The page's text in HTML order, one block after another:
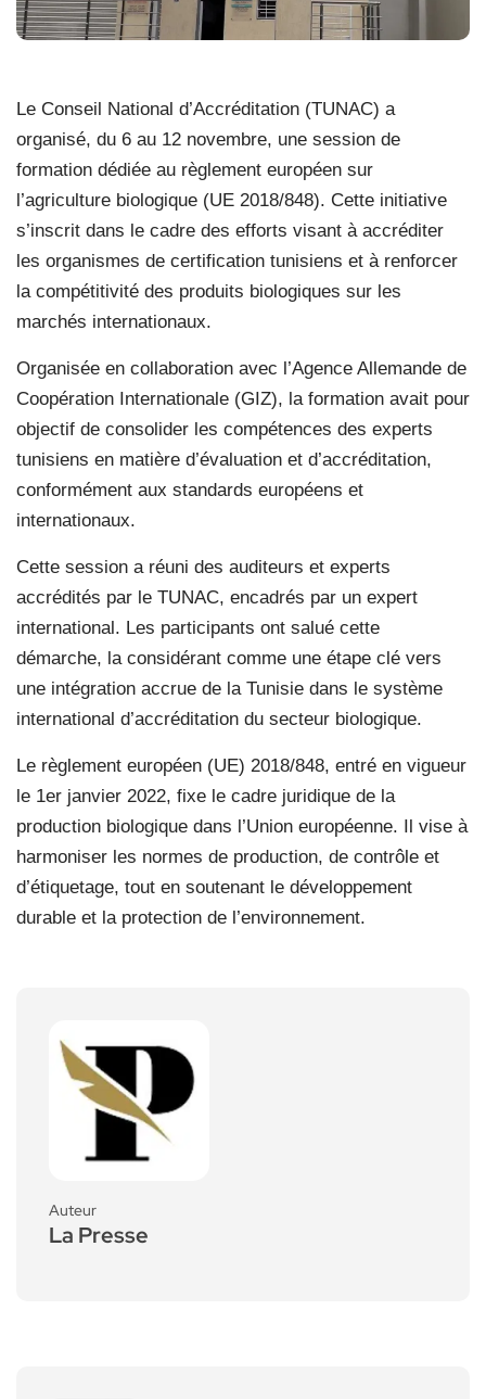
Le Conseil National d’Accréditation (TUNAC) a
organisé, du 6 au 12 novembre, une session de
formation dédiée au règlement européen sur
l’agriculture biologique (UE 2018/848). Cette initiative
s’inscrit dans le cadre des efforts visant à accréditer
les organismes de certification tunisiens et à renforcer
la compétitivité des produits biologiques sur les
marchés internationaux.
Organisée en collaboration avec l’Agence Allemande de
Coopération Internationale (GIZ), la formation avait pour
objectif de consolider les compétences des experts
tunisiens en matière d’évaluation et d’accréditation,
conformément aux standards européens et
internationaux.
Cette session a réuni des auditeurs et experts
accrédités par le TUNAC, encadrés par un expert
international. Les participants ont salué cette
démarche, la considérant comme une étape clé vers
une intégration accrue de la Tunisie dans le système
international d’accréditation du secteur biologique.
Le règlement européen (UE) 2018/848, entré en vigueur
le 1er janvier 2022, fixe le cadre juridique de la
production biologique dans l’Union européenne. Il vise à
harmoniser les normes de production, de contrôle et
d’étiquetage, tout en soutenant le développement
durable et la protection de l’environnement.
Auteur
La Presse